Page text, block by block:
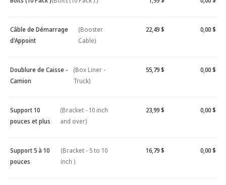
Câble de Démarrage
d'Appoint
(Booster
Cable)
22,49 $ 0,00 $
Doublure de Caisse -
Camion
(Box Liner -
Truck)
55,79 $ 0,00 $
Support 10
pouces et plus
(Bracket - 10 inch
and over)
23,99 $ 0,00 $
Support 5 à 10
pouces
(Bracket - 5 to 10
inch )
16,79 $ 0,00 $